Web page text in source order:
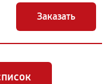
Заказать